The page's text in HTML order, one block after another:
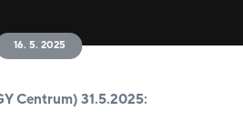
16. 5. 2025
Centrum) 31.5.2025: